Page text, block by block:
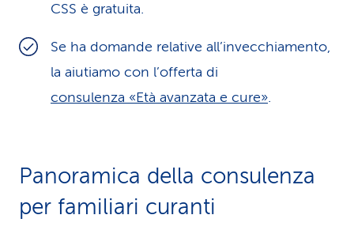
CSS è gratuita.
Se ha domande relative all’invecchiamento,
la aiutiamo con l’offerta di
consulenza «Età avanzata e cure».
Panoramica della consulenza
per familiari curanti